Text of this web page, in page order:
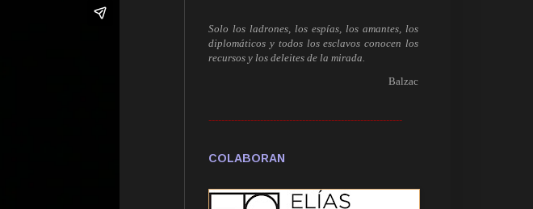
Solo los ladrones, los espías, los amantes, los
diplomáticos y todos los esclavos conocen los
recursos y los deleites de la mirada.
Balzac
------------------------------------------------------------
COLABORAN